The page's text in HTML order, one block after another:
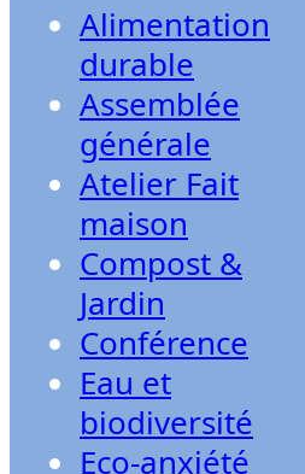
Alimentation
durable
Assemblée
générale
Atelier Fait
maison
Compost &
Jardin
Conférence
Eau et
biodiversité
Eco-anxiété